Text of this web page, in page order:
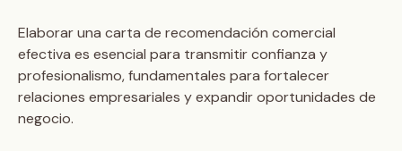
Elaborar una carta de recomendación comercial
efectiva es esencial para transmitir confianza y
profesionalismo, fundamentales para fortalecer
relaciones empresariales y expandir oportunidades de
negocio.